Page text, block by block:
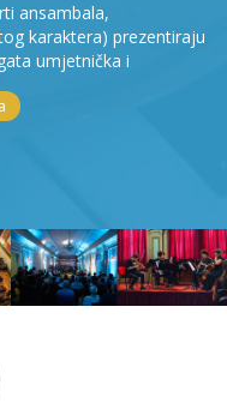
ansambala,
karaktera) prezentiraju
umjetnička i